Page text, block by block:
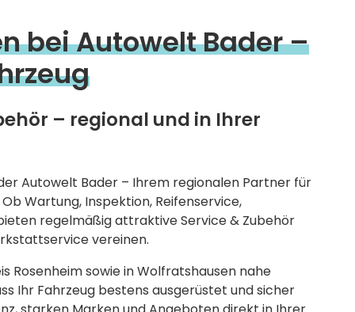
bei Autowelt Bader –
– regional und in Ihrer
Autowelt Bader – Ihrem regionalen Partner für
Wartung, Inspektion, Reifenservice,
regelmäßig attraktive Service & Zubehör
vereinen.
Rosenheim sowie in Wolfratshausen nahe
Ihr Fahrzeug bestens ausgerüstet und sicher